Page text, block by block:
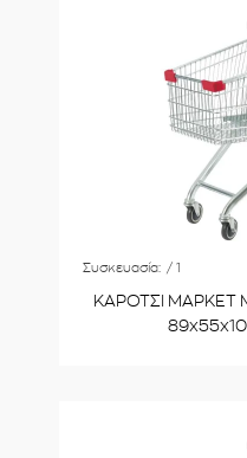
Συσκευασία: / 1
ΚΑΡΟΤΣΙ ΜΑΡΚΕΤ